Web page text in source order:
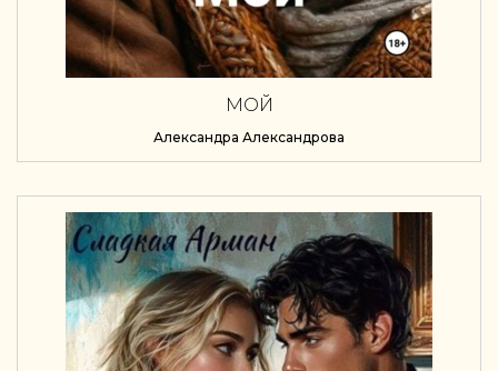
МОЙ
Александра Александрова